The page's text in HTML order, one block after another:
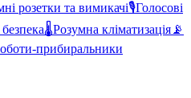
розетки та вимикачі🎙️Голосові
🌡️Розумна кліматизація 📡
прибиральники